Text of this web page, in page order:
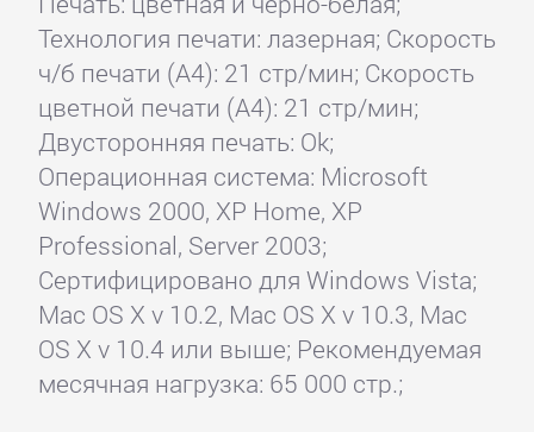
Технология печати: лазерная; Скорость
ч/б печати (А4): 21 стр/мин; Скорость
цветной печати (А4): 21 стр/мин;
Двусторонняя печать: Ok;
Операционная система: Microsoft
Windows 2000, XP Home, XP
Professional, Server 2003;
Сертифицировано для Windows Vista;
Mac OS X v 10.2, Mac OS X v 10.3, Mac
OS X v 10.4 или выше; Рекомендуемая
месячная нагрузка: 65 000 стр.;